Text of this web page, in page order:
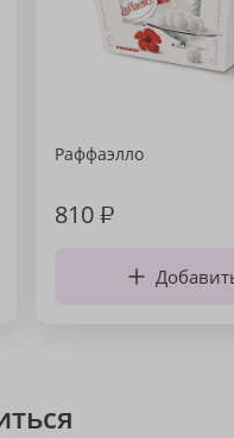
Раффаэлло
810₽